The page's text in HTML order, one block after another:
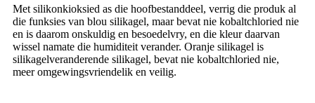
Met silikonkioksied as die hoofbestanddeel, verrig die produk al
die funksies van blou silikagel, maar bevat nie kobaltchloried nie
en is daarom onskuldig en besoedelvry, en die kleur daarvan
wissel namate die humiditeit verander. Oranje silikagel is
silikagelveranderende silikagel, bevat nie kobaltchloried nie,
meer omgewingsvriendelik en veilig.